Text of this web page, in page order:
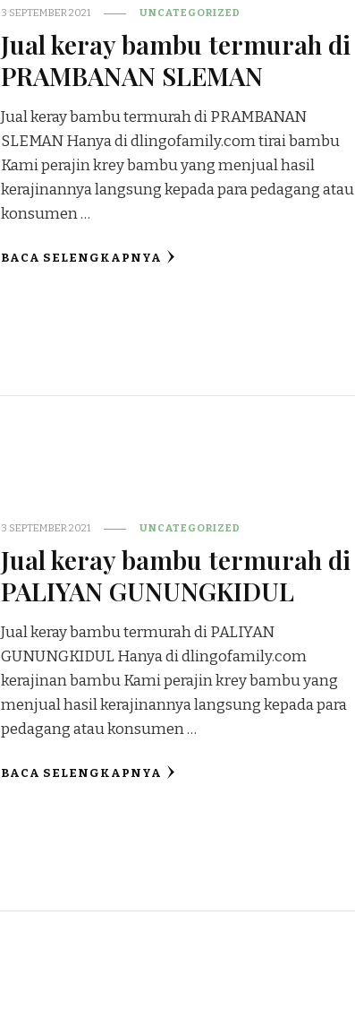
3 SEPTEMBER 2021 UNCATEGORIZED
Jual keray bambu termurah di
PRAMBANAN SLEMAN
Jual keray bambu termurah di PRAMBANAN
SLEMAN Hanya di dlingofamily.com tirai bambu
Kami perajin krey bambu yang menjual hasil
kerajinannya langsung kepada para pedagang atau
konsumen …
BACA SELENGKAPNYA
3 SEPTEMBER 2021 UNCATEGORIZED
Jual keray bambu termurah di
PALIYAN GUNUNGKIDUL
Jual keray bambu termurah di PALIYAN
GUNUNGKIDUL Hanya di dlingofamily.com
kerajinan bambu Kami perajin krey bambu yang
menjual hasil kerajinannya langsung kepada para
pedagang atau konsumen …
BACA SELENGKAPNYA